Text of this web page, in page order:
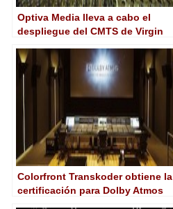
Optiva Media lleva a cabo el
despliegue del CMTS de Virgin
Colorfront Transkoder obtiene la
certificación para Dolby Atmos